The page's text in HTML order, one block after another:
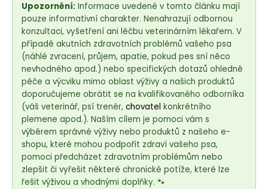
Upozornění: Informace uvedené v tomto článku mají
pouze informativní charakter. Nenahrazují odbornou
konzultaci, vyšetření ani léčbu veterinárním lékařem. V
případě akutních zdravotních problémů vašeho psa
(náhlé zvracení, průjem, apatie, pokud pes sní něco
nevhodného apod.) nebo specifických dotazů ohledně
péče a výcviku mimo oblast výživy a našich produktů
doporučujeme obrátit se na kvalifikovaného odborníka
(váš veterinář, psí trenér, chovatel konkrétního
plemene apod.). Naším cílem je pomoci vám s
výběrem správné výživy nebo produktů z našeho e-
shopu, které mohou podpořit zdraví vašeho psa,
pomoci předcházet zdravotním problémům nebo
zlepšit či vyřešit některé chronické potíže, které lze
řešit výživou a vhodnými doplňky. 🐾
a